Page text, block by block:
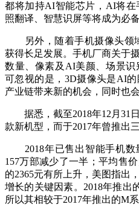
都将加持AI智能芯片，AI将
照翻译、智慧识屏等将成为必备
另外，随着手机摄像头领
获得长足发展。手机厂商关于
数量、像素及AI美颜、场景
可忽视的是，3D摄像头是AI
产业链带来新的机会，同时也
据悉，截至2018年12月31日
款新机型，而于2017年曾推出
2018年已售出智能手机数
157万部减少了一半；平均售
的2365元有所上升，美图指出
增长的关键因素。2018年推出
所以其相较于2017年推出的M